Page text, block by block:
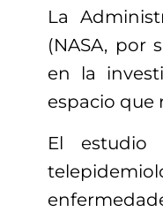
La
(NASA, por
en la
espacio que
El